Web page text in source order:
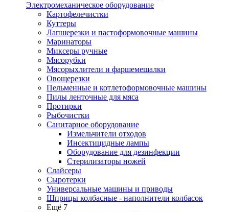
Электромеханическое оборудование
Картофелечистки
Куттеры
Лапшерезки и пастоформовочные машины
Маринаторы
Миксеры ручные
Мясорубки
Мясорыхлители и фаршемешалки
Овощерезки
Пельменные и котлетоформовочные машины
Пилы ленточные для мяса
Протирки
Рыбочистки
Санитарное оборудование
Измельчители отходов
Инсектицидные лампы
Оборудование для дезинфекции
Стерилизаторы ножей
Слайсеры
Сыротерки
Универсальные машины и приводы
Шприцы колбасные - наполнители колбасок
Ещё 7